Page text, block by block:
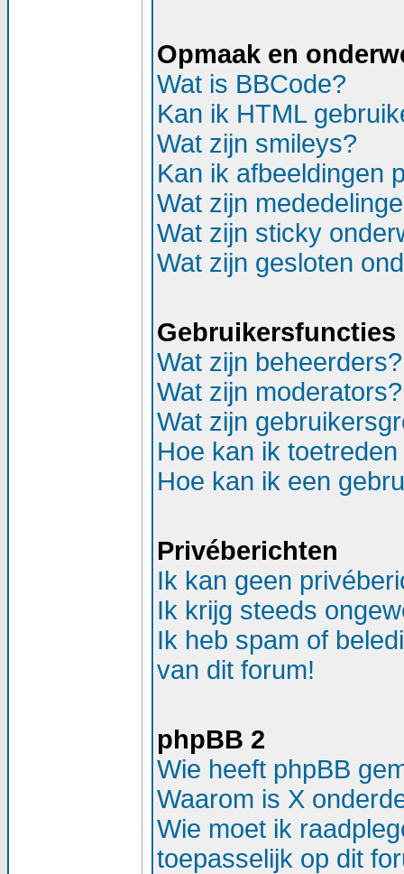
Opmaak en
Wat is BBCode?
Kan ik HTML
Wat zijn smileys?
Kan ik afbeeldingen
Wat zijn
Wat zijn sticky
Wat zijn gesloten
Gebruikersfuncties
Wat zijn beheerders?
Wat zijn moderators?
Wat zijn
Hoe kan ik
Hoe kan ik een
Privéberichten
Ik kan geen
Ik krijg steeds
Ik heb spam of
van dit forum!
phpBB 2
Wie heeft phpBB
Waarom is X
Wie moet ik
toepasselijk op dit